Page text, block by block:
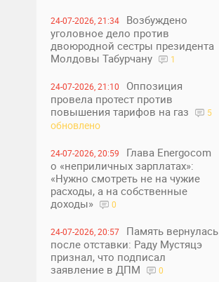
24-07-2026, 21:34
Возбуждено
уголовное дело против
двоюродной сестры президента
Молдовы Табурчану
1
24-07-2026, 21:10
Оппозиция
провела протест против
повышения тарифов на газ
5
обновлено
24-07-2026, 20:59
Глава Energocom
о «неприличных зарплатах»:
«Нужно смотреть не на чужие
расходы, а на собственные
доходы»
0
24-07-2026, 20:57
Память вернулась
после отставки: Раду Мустяцэ
признал, что подписал
заявление в ДПМ
0